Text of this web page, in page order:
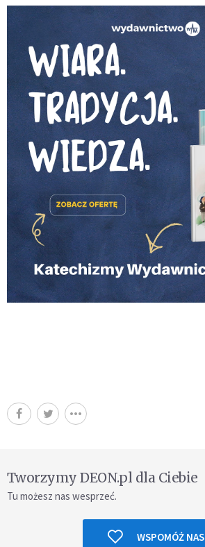
Tworzymy DEON.pl dla Ciebie
Tu możesz nas wesprzeć.
WSPOMÓŻ NAS